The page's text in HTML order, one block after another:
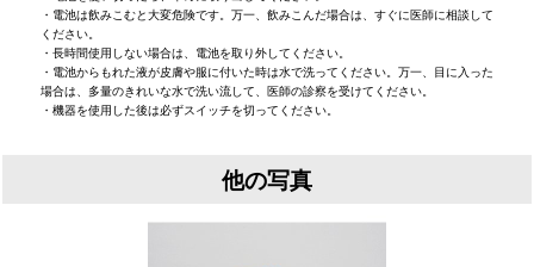
・電池は飲みこむと大変危険です。万一、飲みこんだ場合は、すぐに医師に相談して
ください。
・長時間使用しない場合は、電池を取り外してください。
・電池からもれた液が皮膚や服に付いた時は水で洗ってください。万一、目に入った
場合は、多量のきれいな水で洗い流して、医師の診察を受けてください。
・機器を使用した後は必ずスイッチを切ってください。
他の写真